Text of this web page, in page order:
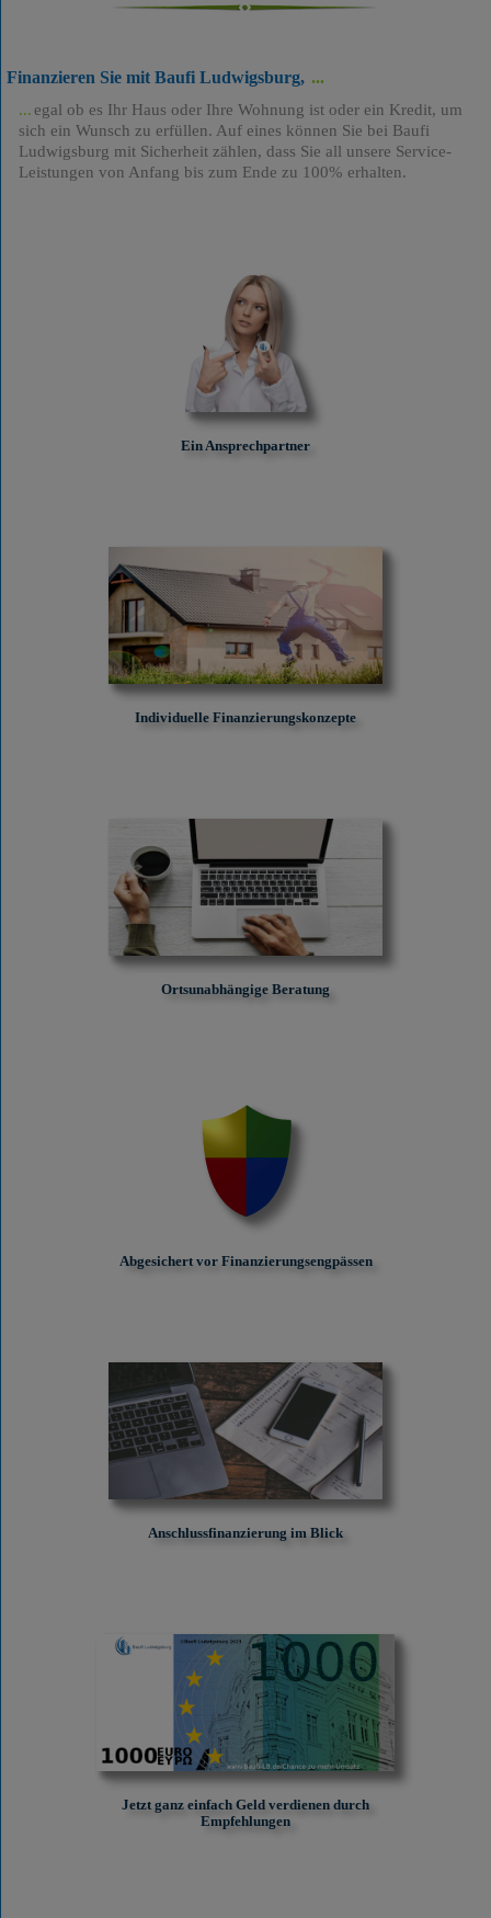
Finanzieren Sie mit Baufi Ludwigsburg,
egal ob es Ihr Haus oder Ihre Wohnung ist oder ein Kredit, um
sich ein Wunsch zu erfüllen. Auf eines können Sie bei Baufi
Ludwigsburg mit Sicherheit zählen, dass Sie all unsere Service-
Leistungen von Anfang bis zum Ende zu 100% erhalten.
Ein Ansprechpartner
Individuelle Finanzierungskonzepte
Ortsunabhängige Beratung
Abgesichert vor Finanzierungs­engpässen
Anschlussfinanzierung im Blick
Jetzt ganz einfach Geld verdienen durch
Empfehlungen